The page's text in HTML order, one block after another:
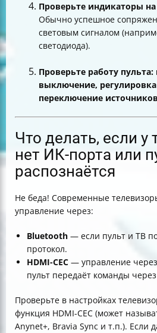
Проверьте индикаторы на
Обычно успешное
световым сигналом
светодиода).
Проверьте работу
выключение,
переключение
Что делать, если у
нет ИК-порта или
распознаётся
Не беда! Современные
управление через:
Bluetooth — если пульт и ТВ
протокол.
HDMI-CEC — управление через
пульт передаёт команды
Проверьте в настройках
функция HDMI-CEC (может
Anynet+, Bravia Sync и т.п.). Если